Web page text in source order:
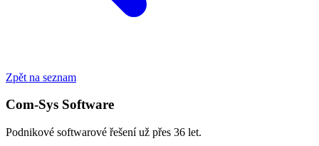
Zpět na seznam
Com-Sys Software
Podnikové softwarové řešení už přes 36 let.